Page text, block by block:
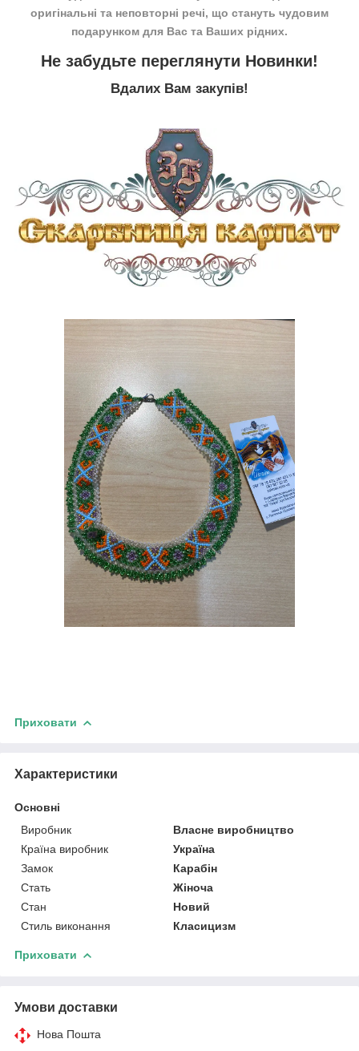
оригінальні та неповторні речі, що стануть чудовим
подарунком для Вас та Ваших рідних.
Не забудьте переглянути Новинки!
Вдалих Вам закупів!
Приховати
Характеристики
Основні
Виробник
Власне виробництво
Країна виробник
Україна
Замок
Карабін
Стать
Жіноча
Стан
Новий
Стиль виконання
Класицизм
Приховати
Умови доставки
Нова Пошта